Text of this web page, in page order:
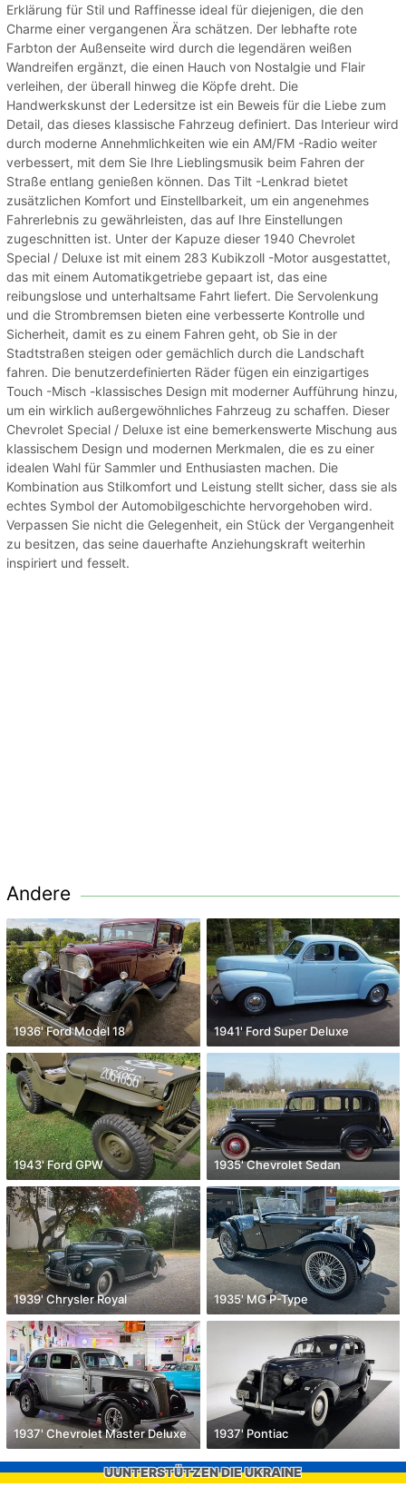
Erklärung für Stil und Raffinesse ideal für diejenigen, die den
Charme einer vergangenen Ära schätzen. Der lebhafte rote
Farbton der Außenseite wird durch die legendären weißen
Wandreifen ergänzt, die einen Hauch von Nostalgie und Flair
verleihen, der überall hinweg die Köpfe dreht. Die
Handwerkskunst der Ledersitze ist ein Beweis für die Liebe zum
Detail, das dieses klassische Fahrzeug definiert. Das Interieur wird
durch moderne Annehmlichkeiten wie ein AM/FM -Radio weiter
verbessert, mit dem Sie Ihre Lieblingsmusik beim Fahren der
Straße entlang genießen können. Das Tilt -Lenkrad bietet
zusätzlichen Komfort und Einstellbarkeit, um ein angenehmes
Fahrerlebnis zu gewährleisten, das auf Ihre Einstellungen
zugeschnitten ist. Unter der Kapuze dieser 1940 Chevrolet
Special / Deluxe ist mit einem 283 Kubikzoll -Motor ausgestattet,
das mit einem Automatikgetriebe gepaart ist, das eine
reibungslose und unterhaltsame Fahrt liefert. Die Servolenkung
und die Strombremsen bieten eine verbesserte Kontrolle und
Sicherheit, damit es zu einem Fahren geht, ob Sie in der
Stadtstraßen steigen oder gemächlich durch die Landschaft
fahren. Die benutzerdefinierten Räder fügen ein einzigartiges
Touch -Misch -klassisches Design mit moderner Aufführung hinzu,
um ein wirklich außergewöhnliches Fahrzeug zu schaffen. Dieser
Chevrolet Special / Deluxe ist eine bemerkenswerte Mischung aus
klassischem Design und modernen Merkmalen, die es zu einer
idealen Wahl für Sammler und Enthusiasten machen. Die
Kombination aus Stilkomfort und Leistung stellt sicher, dass sie als
echtes Symbol der Automobilgeschichte hervorgehoben wird.
Verpassen Sie nicht die Gelegenheit, ein Stück der Vergangenheit
zu besitzen, das seine dauerhafte Anziehungskraft weiterhin
inspiriert und fesselt.
Andere
1936' Ford Model 18 1941' Ford Super Deluxe
1943' Ford GPW 1935' Chevrolet Sedan
1939' Chrysler Royal 1935' MG P-Type
1937' Chevrolet Master Deluxe 1937' Pontiac
UUNTERSTÜTZEN DIE UKRAINE